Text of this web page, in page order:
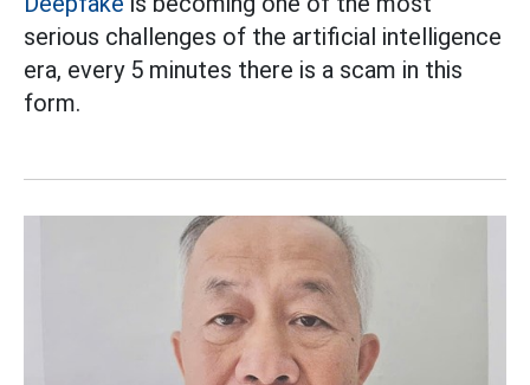
serious challenges of the artificial intelligence
era, every 5 minutes there is a scam in this
form.